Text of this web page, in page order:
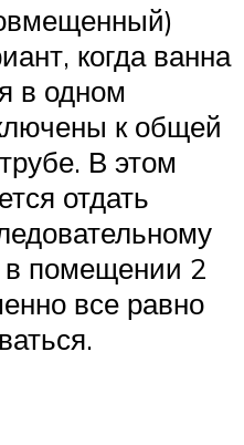
когда ванна
в одном
к общей
В этом
отдать
в помещении 2
все равно